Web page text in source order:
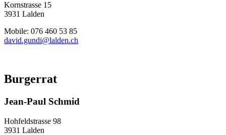
Kornstrasse 15
3931 Lalden
Mobile: 076 460 53 85
david.gundi@lalden.ch
Burgerrat
Jean-Paul Schmid
Hohfeldstrasse 98
3931 Lalden